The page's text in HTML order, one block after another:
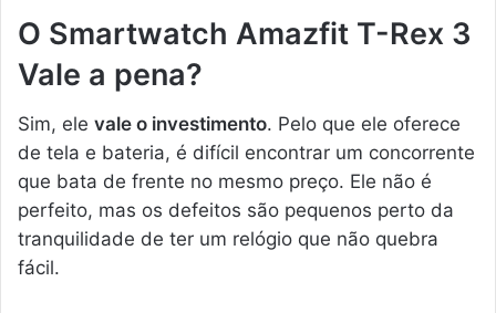
O Smartwatch Amazfit T-Rex 3
Vale a pena?
Sim, ele vale o investimento. Pelo que ele oferece
de tela e bateria, é difícil encontrar um concorrente
que bata de frente no mesmo preço. Ele não é
perfeito, mas os defeitos são pequenos perto da
tranquilidade de ter um relógio que não quebra
fácil.